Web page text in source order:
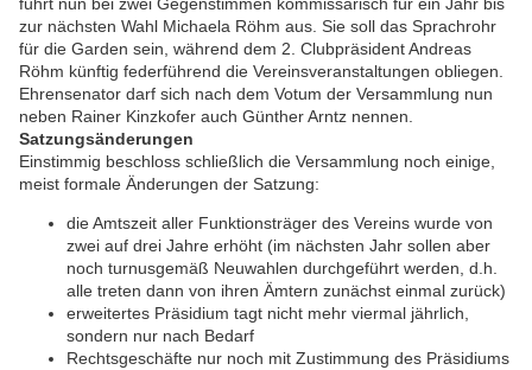
zur nächsten Wahl Michaela Röhm aus. Sie soll das Sprachrohr
für die Garden sein, während dem 2. Clubpräsident Andreas
Röhm künftig federführend die Vereinsveranstaltungen obliegen.
Ehrensenator darf sich nach dem Votum der Versammlung nun
neben Rainer Kinzkofer auch Günther Arntz nennen.
Satzungsänderungen
Einstimmig beschloss schließlich die Versammlung noch einige,
meist formale Änderungen der Satzung:
die Amtszeit aller Funktionsträger des Vereins wurde von
zwei auf drei Jahre erhöht (im nächsten Jahr sollen aber
noch turnusgemäß Neuwahlen durchgeführt werden, d.h.
alle treten dann von ihren Ämtern zunächst einmal zurück)
erweitertes Präsidium tagt nicht mehr viermal jährlich,
sondern nur nach Bedarf
Rechtsgeschäfte nur noch mit Zustimmung des Präsidiums